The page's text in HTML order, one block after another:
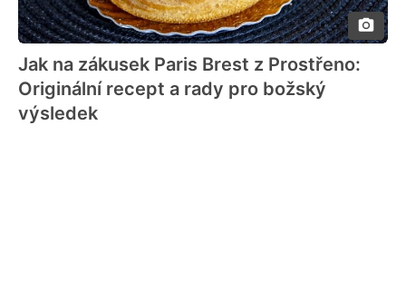
Jak na zákusek Paris Brest z Prostřeno:
Originální recept a rady pro božský
výsledek